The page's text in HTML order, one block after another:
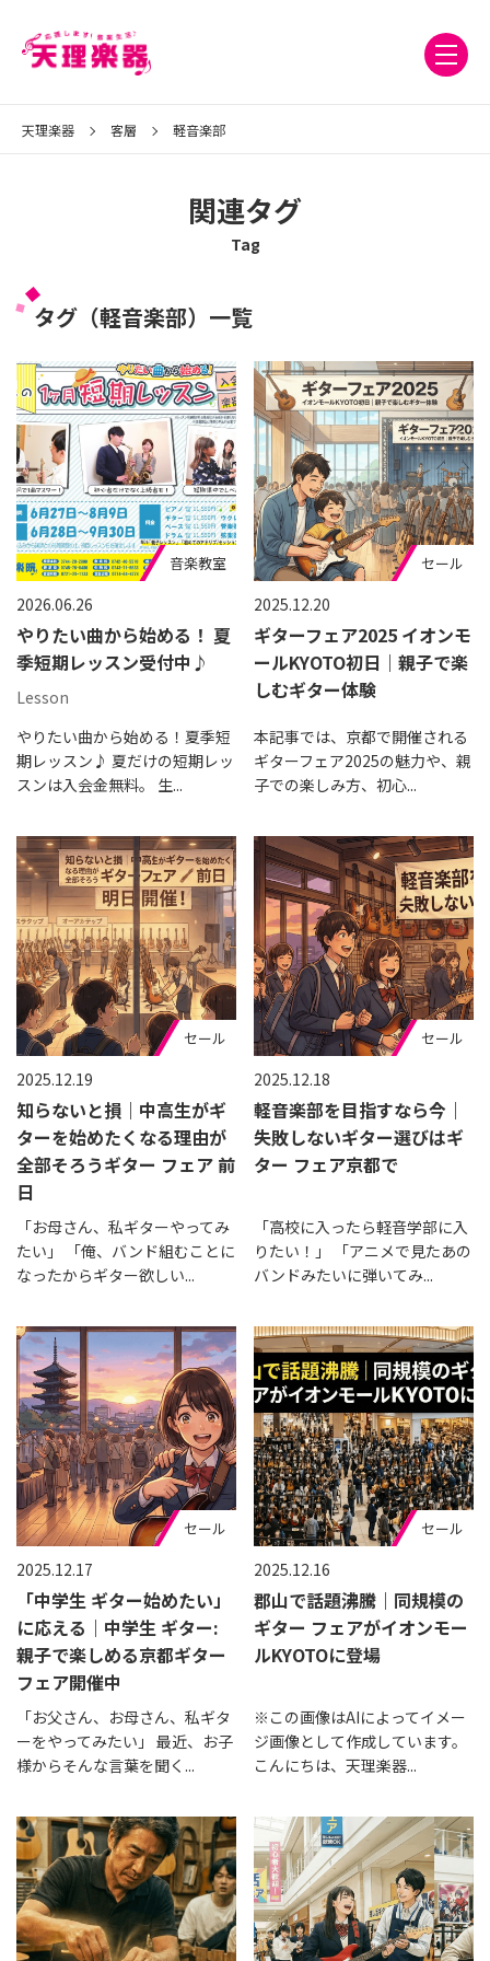
天理楽器 客層 軽音楽部
関連タグ
Tag
タグ（軽音楽部）一覧
2026.06.26
やりたい曲から始める！ 夏
季短期レッスン受付中♪
Lesson
やりたい曲から始める！夏季短
期レッスン♪ 夏だけの短期レッ
スンは入会金無料。 生...
音楽教室
2025.12.20
ギターフェア2025 イオンモ
ールKYOTO初日｜親子で楽
しむギター体験
本記事では、京都で開催される
ギターフェア2025の魅力や、親
子での楽しみ方、初心...
セール
2025.12.19
知らないと損｜中高生がギ
ターを始めたくなる理由が
全部そろうギター フェア 前
日
「お母さん、私ギターやってみ
たい」 「俺、バンド組むことに
なったからギター欲しい...
セール
2025.12.18
軽音楽部を目指すなら今｜
失敗しないギター選びはギ
ター フェア京都で
「高校に入ったら軽音学部に入
りたい！」 「アニメで見たあの
バンドみたいに弾いてみ...
セール
2025.12.17
「中学生 ギター始めたい」
に応える｜中学生 ギター:
親子で楽しめる京都ギター
フェア開催中
「お父さん、お母さん、私ギタ
ーをやってみたい」 最近、お子
様からそんな言葉を聞く...
セール
2025.12.16
郡山で話題沸騰｜同規模の
ギター フェアがイオンモー
ルKYOTOに登場
※この画像はAIによってイメー
ジ画像として作成しています。
こんにちは、天理楽器...
セール